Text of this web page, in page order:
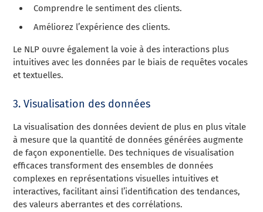
Comprendre le sentiment des clients.
Améliorez l’expérience des clients.
Le NLP ouvre également la voie à des interactions plus
intuitives avec les données par le biais de requêtes vocales
et textuelles.
3. Visualisation des données
La visualisation des données devient de plus en plus vitale
à mesure que la quantité de données générées augmente
de façon exponentielle. Des techniques de visualisation
efficaces transforment des ensembles de données
complexes en représentations visuelles intuitives et
interactives, facilitant ainsi l’identification des tendances,
des valeurs aberrantes et des corrélations.